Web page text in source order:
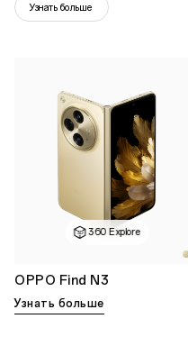
Узнать больше
360 Explore
OPPO Find N3
Узнать больше